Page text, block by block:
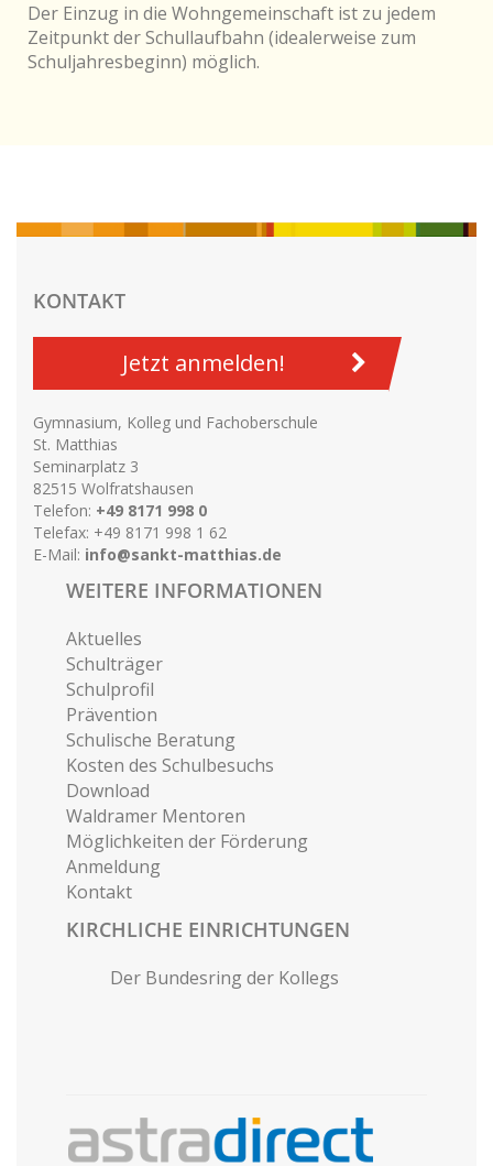
Der Einzug in die Wohngemeinschaft ist zu jedem
Zeitpunkt der Schullaufbahn (idealerweise zum
Schuljahresbeginn) möglich.
KONTAKT
Jetzt anmelden!
Gymnasium, Kolleg und Fachoberschule
St. Matthias
Seminarplatz 3
82515 Wolfratshausen
Telefon: +49 8171 998 0
Telefax: +49 8171 998 1 62
E-Mail: info@sankt-matthias.de
WEITERE INFORMATIONEN
Aktuelles
Schulträger
Schulprofil
Prävention
Schulische Beratung
Kosten des Schulbesuchs
Download
Waldramer Mentoren
Möglichkeiten der Förderung
Anmeldung
Kontakt
KIRCHLICHE EINRICHTUNGEN
Der Bundesring der Kollegs